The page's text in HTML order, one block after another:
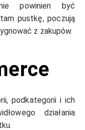
powinien być
pustkę, poczują
z zakupów.
podkategorii i ich
działania